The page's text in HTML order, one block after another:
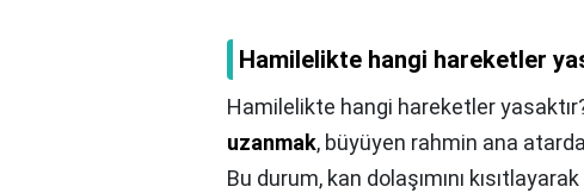
Hamilelikte hangi hareketler
Hamilelikte hangi hareketler
uzanmak, büyüyen rahmin ana
Bu durum, kan dolaşımını